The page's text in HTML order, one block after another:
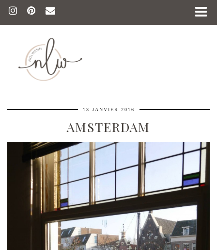
13 JANVIER 2016
AMSTERDAM